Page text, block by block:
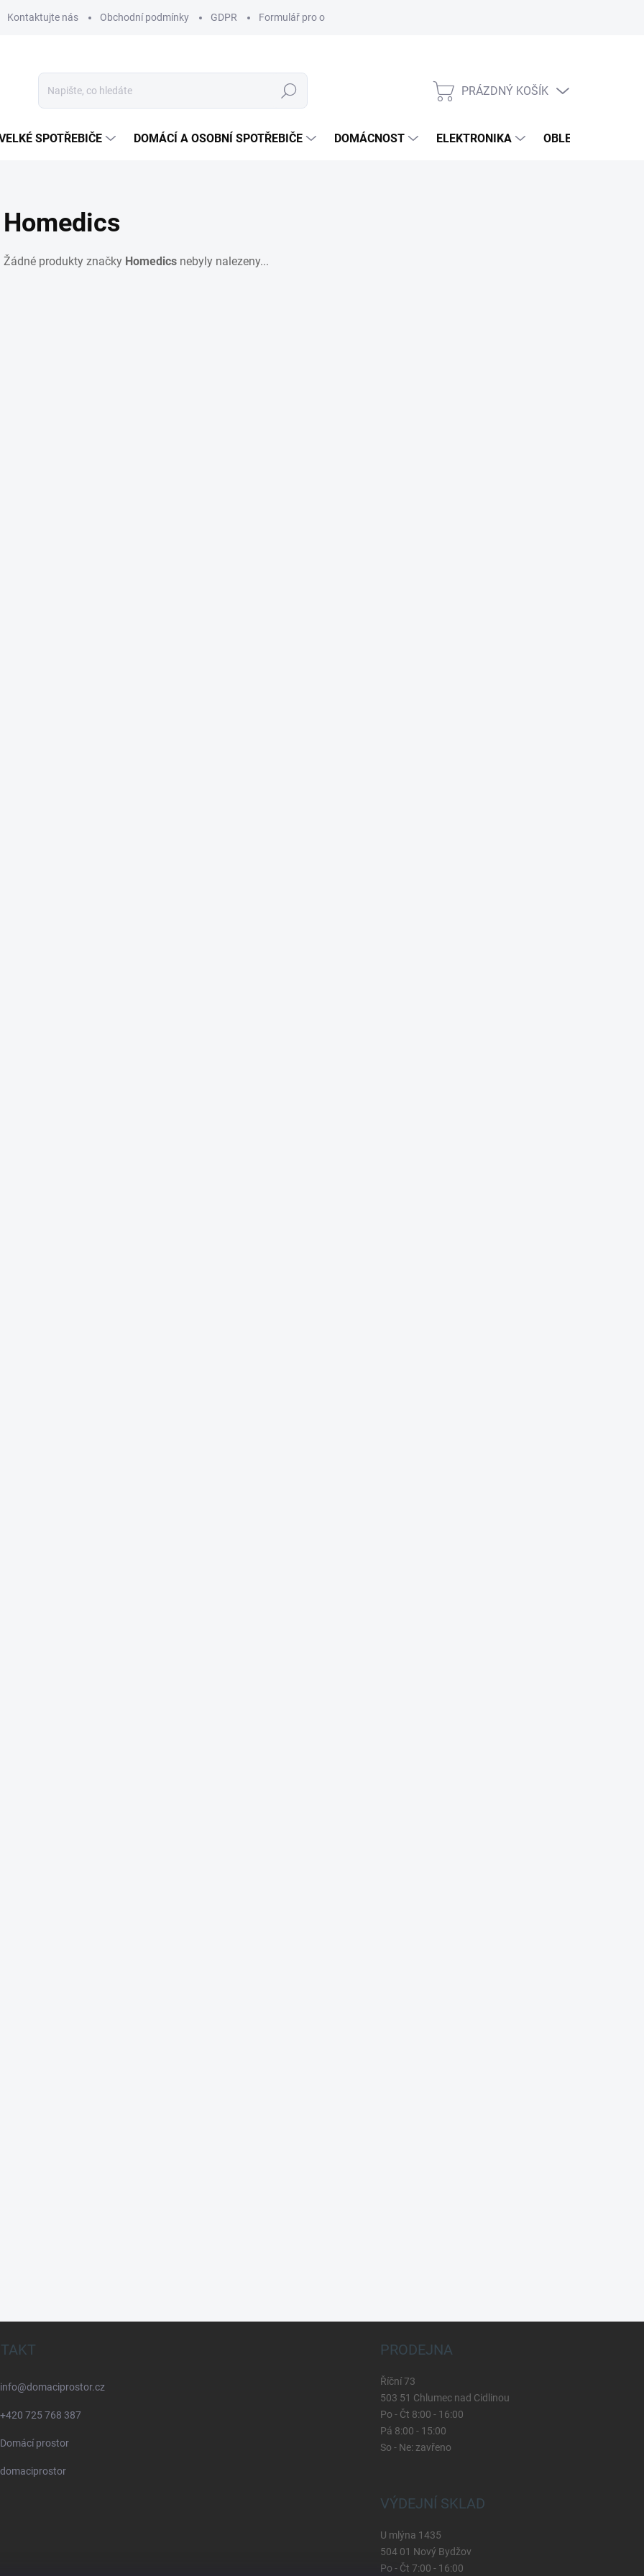
Kontaktujte nás Obchodní podmínky GDPR Formulář pro odstoupení od smlouvy
Hledat
NÁKUPNÍ
PRÁZDNÝ KOŠÍK
SPOTŘEBIČE DOMÁCÍ A OSOBNÍ SPOTŘEBIČE DOMÁCNOST ELEKTRONIKA OBLEČENÍ, OBUV
Homedics
Žádné produkty značky Homedics nebyly nalezeny...
info@domaciprostor.cz
+420 725 768 387
Domácí prostor
domaciprostor
PRODEJNA
Říční 73
503 51 Chlumec nad Cidlinou
Po - Čt 8:00 - 16:00
Pá 8:00 - 15:00
So - Ne: zavřeno
VÝDEJNÍ SKLAD
U mlýna 1435
504 01 Nový Bydžov
Po - Čt 7:00 - 16:00